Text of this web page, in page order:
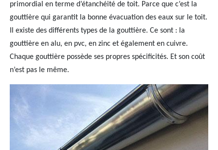
primordial en terme d’étanchéité de toit. Parce que c’est la
gouttière qui garantit la bonne évacuation des eaux sur le toit.
Il existe des différents types de la gouttière. Ce sont : la
gouttière en alu, en pvc, en zinc et également en cuivre.
Chaque gouttière possède ses propres spécificités. Et son coût
n’est pas le même.